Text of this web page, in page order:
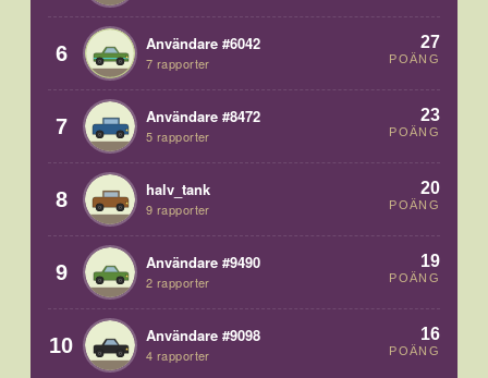
6 Användare #6042
7 rapporter
27
POÄNG
7 Användare #8472
5 rapporter
23
POÄNG
8 halv_tank
9 rapporter
20
POÄNG
9 Användare #9490
2 rapporter
19
POÄNG
10 Användare #9098
4 rapporter
16
POÄNG